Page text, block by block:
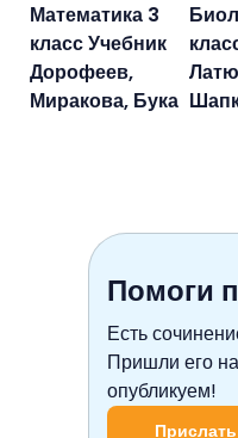
Математика 3
класс Учебник
Дорофеев,
Миракова, Бука
Помоги
Есть
Пришли его
опубликуем!
Прислать